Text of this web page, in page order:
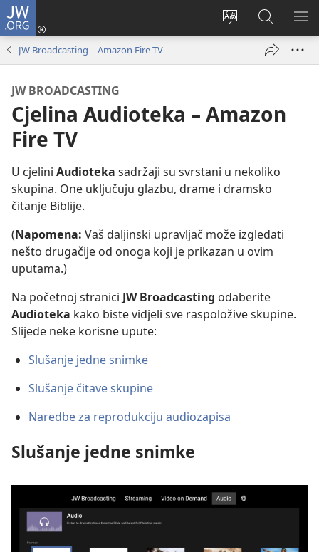
JW.ORG
Promijeni
Prijava
(otvara
JW.ORG
|
Pretraga
JW Broadcasting – Amazon Fire TV
JW BROADCASTING
Cjelina Audioteka – Amazon
Fire TV
U cjelini Audioteka sadržaji su svrstani u nekoliko
skupina. One uključuju glazbu, drame i dramsko
čitanje Biblije.
(Napomena: Vaš daljinski upravljač može izgledati
nešto drugačije od onoga koji je prikazan u ovim
uputama.)
Na početnoj stranici JW Broadcasting odaberite
Audioteka kako biste vidjeli sve raspoložive skupine.
Slijede neke korisne upute:
Slušanje jedne snimke
Slušanje čitave skupine
Naredbe za reprodukciju audiozapisa
Slušanje jedne snimke